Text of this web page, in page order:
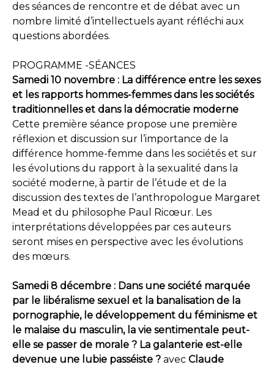
des séances de rencontre et de débat avec un
nombre limité d’intellectuels ayant réfléchi aux
questions abordées.
PROGRAMME -SÉANCES
Samedi 10 novembre : La différence entre les sexes
et les rapports hommes-femmes dans les sociétés
traditionnelles et dans la démocratie moderne
Cette première séance propose une première
réflexion et discussion sur l’importance de la
différence homme-femme dans les sociétés et sur
les évolutions du rapport à la sexualité dans la
société moderne, à partir de l’étude et de la
discussion des textes de l’anthropologue Margaret
Mead et du philosophe Paul Ricœur. Les
interprétations développées par ces auteurs
seront mises en perspective avec les évolutions
des mœurs.
Samedi 8 décembre : Dans une société marquée
par le libéralisme sexuel et la banalisation de la
pornographie, le développement du féminisme et
le malaise du masculin, la vie sentimentale peut-
elle se passer de morale ? La galanterie est-elle
devenue une lubie passéiste ? avec Claude